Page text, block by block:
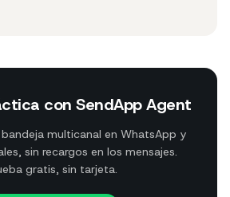
con SendApp Agent
multicanal en WhatsApp y
sin recargos en los mensajes.
gratis, sin tarjeta.